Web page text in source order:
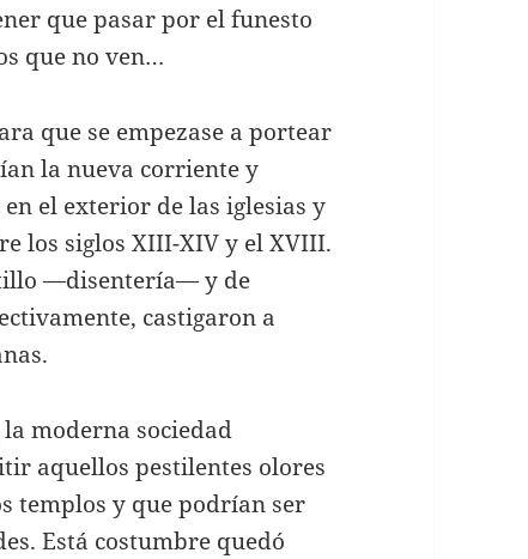
que pasar por el funesto
que no ven…
que se empezase a portear
la nueva corriente y
el exterior de las iglesias y
los siglos XIII-XIV y el XVIII.
—disentería— y de
castigaron a
la moderna sociedad
aquellos pestilentes olores
templos y que podrían ser
Está costumbre quedó